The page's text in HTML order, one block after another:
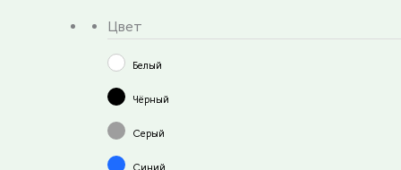
Цвет
Белый
Чёрный
Серый
Синий